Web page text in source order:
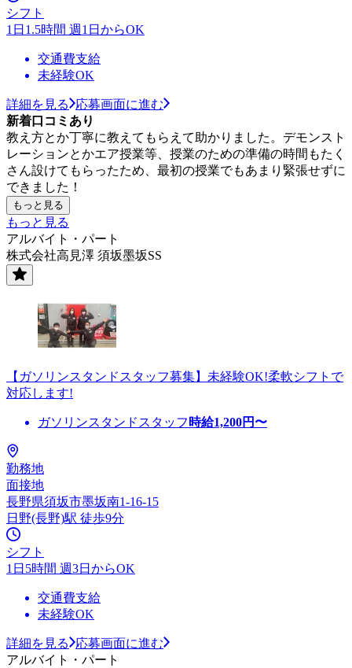
シフト
1日1.5時間 週1日からOK
交通費支給
未経験OK
詳細を見る
応募画面に進む
新着口コミあり
教え方とか丁寧に教えてもらえて助かりました。デモンスト
レーションとかエア授業等、授業のための準備の時間もたく
さん設けてもらったため、最初の授業でもあまり緊張せずに
できました！
もっと見る
もっと見る
アルバイト・パート
株式会社高見澤 須坂墨坂SS
【ガソリンスタンドスタッフ募集】未経験OK!柔軟シフトで
対応します!
ガソリンスタンドスタッフ 時給1,200円〜
勤務地
面接地
長野県須坂市墨坂南1-16-15
日野(長野)駅 徒歩9分
シフト
1日5時間 週3日からOK
交通費支給
未経験OK
詳細を見る
応募画面に進む
アルバイト・パート